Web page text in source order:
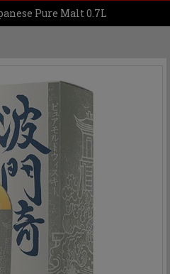
Pure Malt 0.7L